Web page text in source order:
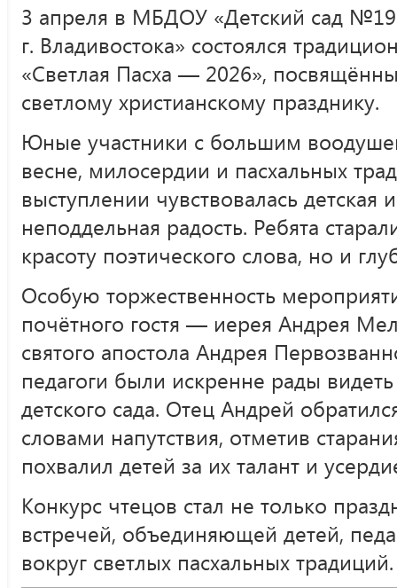
3 апреля в МБДОУ «Детский сад
г. Владивостока» состоялся
«Светлая Пасха — 2026»,
светлому христианскому празднику.
Юные участники с большим
весне, милосердии и пасхальных
выступлении чувствовалась детская
неподдельная радость. Ребята
красоту поэтического слова, но и
Особую торжественность
почётного гостя — иерея Андрея
святого апостола Андрея
педагоги были искренне рады
детского сада. Отец Андрей
словами напутствия, отметив
похвалил детей за их талант и
Конкурс чтецов стал не только
встречей, объединяющей детей,
вокруг светлых пасхальных традиций.